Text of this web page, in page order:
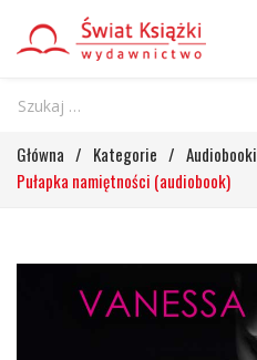
Główna / Kategorie / Audiobooki
Pułapka namiętności (audiobook)